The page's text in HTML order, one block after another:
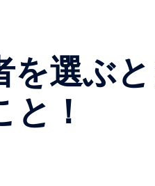
を選ぶ
！